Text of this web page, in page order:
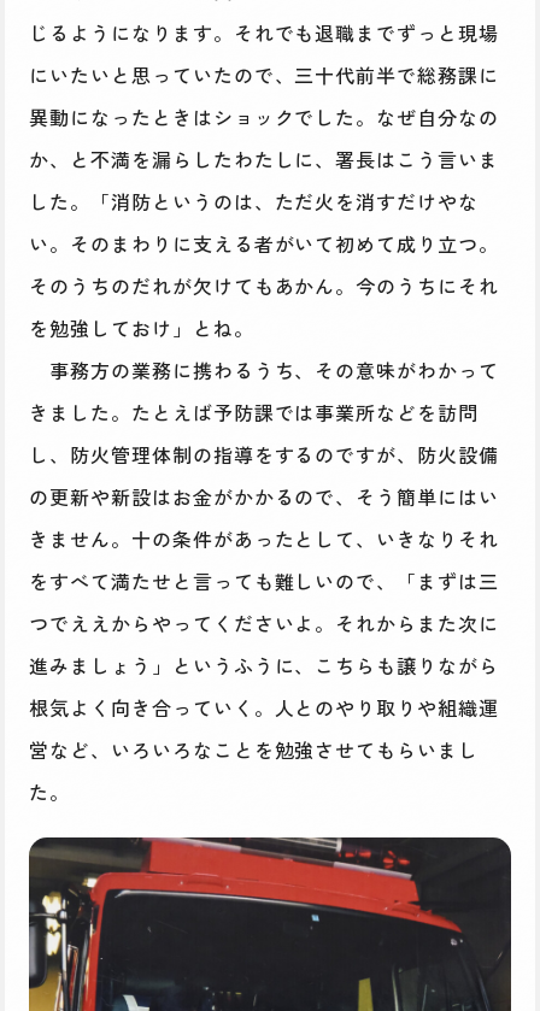
じるようになります。それでも退職までずっと現場
にいたいと思っていたので、三十代前半で総務課に
異動になったときはショックでした。なぜ自分なの
か、と不満を漏らしたわたしに、署長はこう言いま
した。「消防というのは、ただ火を消すだけやな
い。そのまわりに支える者がいて初めて成り立つ。
そのうちのだれが欠けてもあかん。今のうちにそれ
を勉強しておけ」とね。
事務方の業務に携わるうち、その意味がわかって
きました。たとえば予防課では事業所などを訪問
し、防火管理体制の指導をするのですが、防火設備
の更新や新設はお金がかかるので、そう簡単にはい
きません。十の条件があったとして、いきなりそれ
をすべて満たせと言っても難しいので、「まずは三
つでええからやってくださいよ。それからまた次に
進みましょう」というふうに、こちらも譲りながら
根気よく向き合っていく。人とのやり取りや組織運
営など、いろいろなことを勉強させてもらいまし
た。